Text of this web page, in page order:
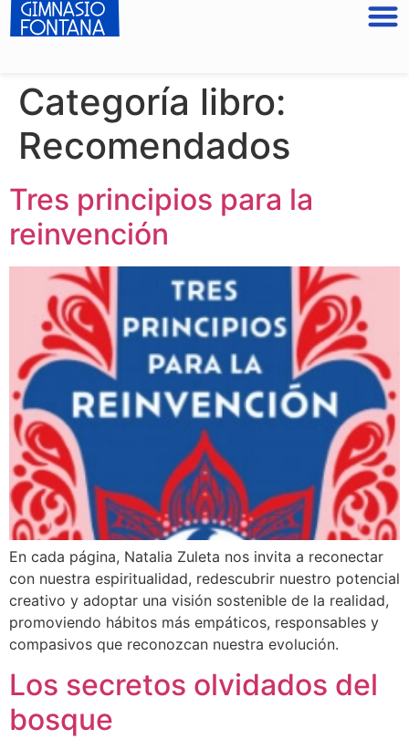
Categoría libro:
Recomendados
Tres principios para la
reinvención
En cada página, Natalia Zuleta nos invita a reconectar
con nuestra espiritualidad, redescubrir nuestro potencial
creativo y adoptar una visión sostenible de la realidad,
promoviendo hábitos más empáticos, responsables y
compasivos que reconozcan nuestra evolución.
Los secretos olvidados del
bosque